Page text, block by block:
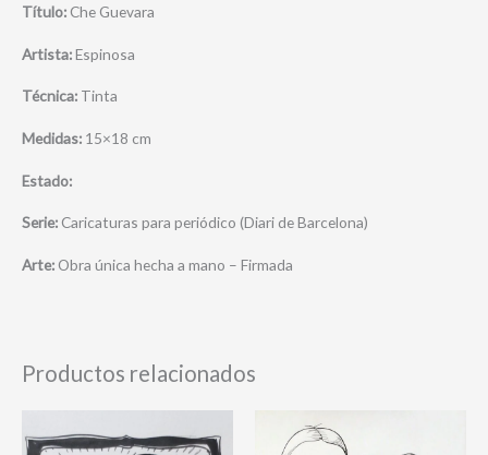
Título: Che Guevara
Artista:Espinosa
Técnica: Tinta
Medidas: 15×18 cm
Estado:
Serie: Caricaturas para periódico (Diari de Barcelona)
Arte: Obra única hecha a mano – Firmada
Productos relacionados